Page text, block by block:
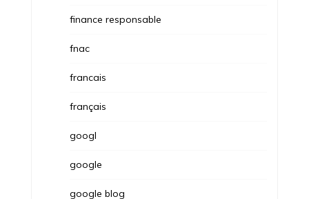
finance responsable
fnac
francais
français
googl
google
google blog